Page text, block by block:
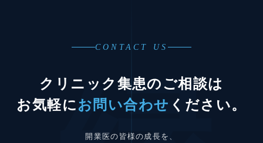
CONTACT US
クリニック集患のご相談は
お気軽にお問い合わせ ください。
開業医の皆様の成長を、